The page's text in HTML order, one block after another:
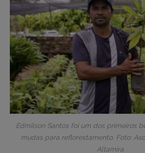
Edmilson Santos foi um dos primeiros
mudas para reflorestamento. Foto:
Altamira